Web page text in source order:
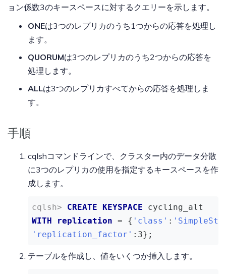
ョン係数3のキースペースに対するクエリーを示します。
ONEは3つのレプリカのうち1つからの応答を処理し
ます。
QUORUMは3つのレプリカのうち2つからの応答を
処理します。
ALLは3つのレプリカすべてからの応答を処理しま
す。
手順
cqlshコマンドラインで、クラスター内のデータ分散
に3つのレプリカの使用を指定するキースペースを作
成します。
CREATE KEYSPACE
WITH
replication = { 'class' :
'replication_factor' : 3};
テーブルを作成し、値をいくつか挿入します。